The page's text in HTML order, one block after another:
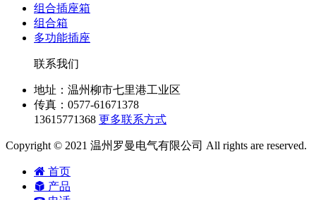
组合插座箱
组合箱
多功能插座
联系我们
地址：温州柳市七里港工业区
传真：0577-61671378
13615771368 更多联系方式
Copyright © 2021 温州罗曼电气有限公司 All rights are reserved.
首页
产品